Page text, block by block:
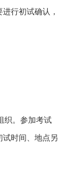
行初试确认，
织。参加考试
时间、地点另